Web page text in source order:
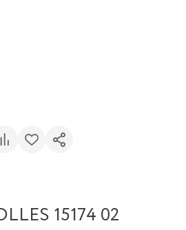
15174 02